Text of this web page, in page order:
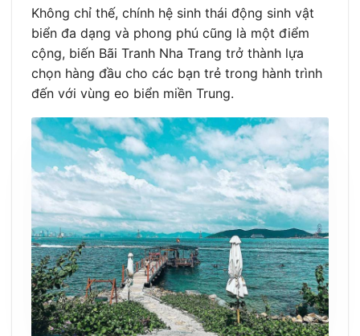
Không chỉ thế, chính hệ sinh thái động sinh vật
biển đa dạng và phong phú cũng là một điểm
cộng, biến Bãi Tranh Nha Trang trở thành lựa
chọn hàng đầu cho các bạn trẻ trong hành trình
đến với vùng eo biển miền Trung.